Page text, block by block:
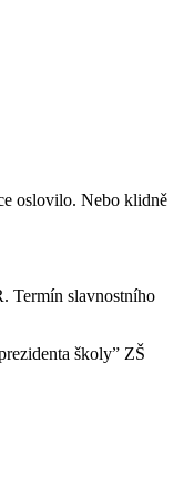
oslovilo. Nebo klidně
Termín slavnostního
školy” ZŠ